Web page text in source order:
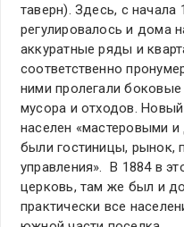
таверн). Здесь, с начала
регулировалось и дома
аккуратные ряды и
соответственно
ними пролегали
мусора и отходов.
населен «мастеровыми
были гостиницы, рынок,
управления». В 1884 в
церковь, там же был и
практически все